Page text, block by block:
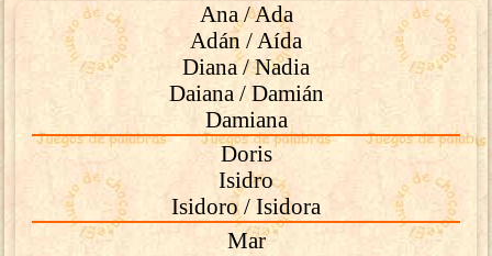
Ana / Ada
Adán / Aída
Diana / Nadia
Daiana / Damián
Damiana
Doris
Isidro
Isidoro / Isidora
Mar